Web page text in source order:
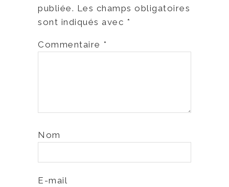
publiée. Les champs obligatoires
sont indiqués avec *
Commentaire *
Nom
E-mail